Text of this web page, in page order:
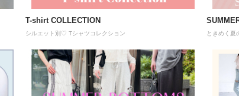
T-shirt COLLECTION
シルエット別♡ Tシャツコレクション ときめく